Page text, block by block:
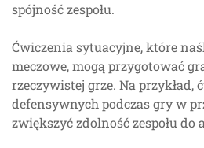
spójność zespołu.
Ćwiczenia sytuacyjne, które
meczowe, mogą przygotować
rzeczywistej grze. Na przykład,
defensywnych podczas gry w
zwiększyć zdolność zespołu do